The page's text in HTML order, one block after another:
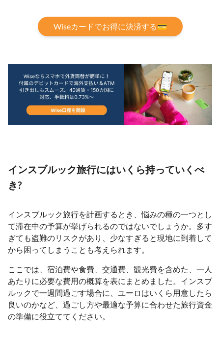
Wiseカードでお得に決済する💳
インスブルック旅行にはいくら持っていくべ
き?
インスブルック旅行を計画するとき、悩みの種の一つとし
て滞在中の予算が挙げられるのではないでしょうか。多す
ぎても盗難のリスクがあり、少なすぎると現地に到着して
から困ってしまうことも考えられます。
ここでは、宿泊費や食費、交通費、観光費を含めた、一人
あたりに必要な費用の概算を表にまとめました。インスブ
ルックで一週間過ごす場合に、ユーロはいくら用意したら
良いのかなど、過ごし方や最適な予算に合わせた旅行資金
の準備に役立ててください。